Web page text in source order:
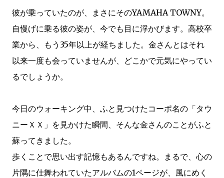
彼が乗っていたのが、まさにそのYAMAHA TOWNY。
自慢げに乗る彼の姿が、今でも目に浮かびます。高校卒
業から、もう35年以上が経ちました。金さんとはそれ
以来一度も会っていませんが、どこかで元気にやってい
るでしょうか。
今日のウォーキング中、ふと見つけたコーポ名の「タウ
ニーＸＸ」を見かけた瞬間、そんな金さんのことがふと
蘇ってきました。
歩くことで思い出す記憶もあるんですね。まるで、心の
片隅に仕舞われていたアルバムの1ページが、風にめく